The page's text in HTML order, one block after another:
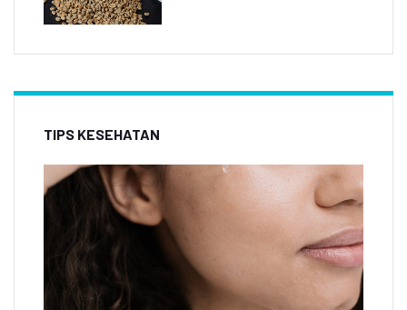
TIPS KESEHATAN